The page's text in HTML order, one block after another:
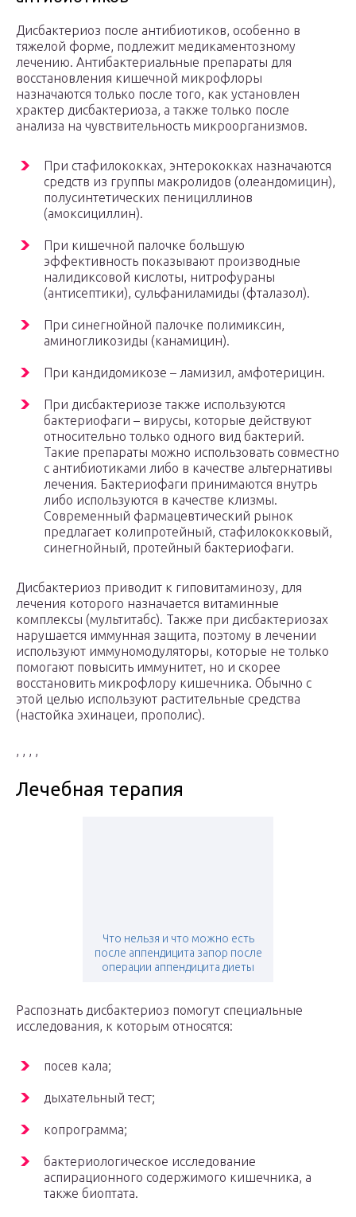
Дисбактериоз после антибиотиков, особенно в
тяжелой форме, подлежит медикаментозному
лечению. Антибактериальные препараты для
восстановления кишечной микрофлоры
назначаются только после того, как установлен
храктер дисбактериоза, а также только после
анализа на чувствительность микроорганизмов.
При стафилококках, энтерококках назначаются
средств из группы макролидов (олеандомицин),
полусинтетических пенициллинов
(амоксициллин).
При кишечной палочке большую
эффективность показывают производные
налидиксовой кислоты, нитрофураны
(антисептики), сульфаниламиды (фталазол).
При синегнойной палочке полимиксин,
аминогликозиды (канамицин).
При кандидомикозе – ламизил, амфотерицин.
При дисбактериозе также используются
бактериофаги – вирусы, которые действуют
относительно только одного вид бактерий.
Такие препараты можно использовать совместно
с антибиотиками либо в качестве альтернативы
лечения. Бактериофаги принимаются внутрь
либо используются в качестве клизмы.
Современный фармацевтический рынок
предлагает колипротейный, стафилококковый,
синегнойный, протейный бактериофаги.
Дисбактериоз приводит к гиповитаминозу, для
лечения которого назначается витаминные
комплексы (мультитабс). Также при дисбактериозах
нарушается иммунная защита, поэтому в лечении
используют иммуномодуляторы, которые не только
помогают повысить иммунитет, но и скорее
восстановить микрофлору кишечника. Обычно с
этой целью используют растительные средства
(настойка эхинацеи, прополис).
, , , ,
Лечебная терапия
Что нельзя и что можно есть
после аппендицита запор после
операции аппендицита диеты
Распознать дисбактериоз помогут специальные
исследования, к которым относятся:
посев кала;
дыхательный тест;
копрограмма;
бактериологическое исследование
аспирационного содержимого кишечника, а
также биоптата.